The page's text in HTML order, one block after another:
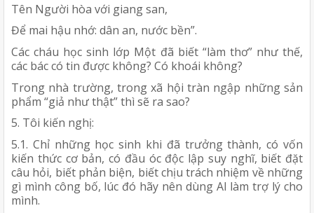
Tên Người hòa với giang san,
Để mai hậu nhớ: dân an, nước bền”.
Các cháu học sinh lớp Một đã biết “làm thơ” như thế,
các bác có tin được không? Có khoái không?
Trong nhà trường, trong xã hội tràn ngập những sản
phẩm “giả như thật” thì sẽ ra sao?
5. Tôi kiến nghị:
5.1. Chỉ những học sinh khi đã trưởng thành, có vốn
kiến thức cơ bản, có đầu óc độc lập suy nghĩ, biết đặt
câu hỏi, biết phản biện, biết chịu trách nhiệm về những
gì mình công bố, lúc đó hãy nên dùng AI làm trợ lý cho
mình.